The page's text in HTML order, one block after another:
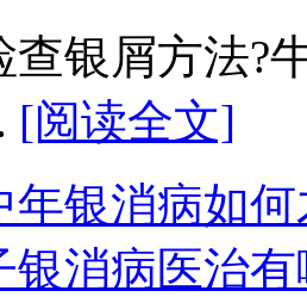
屑方法?牛
[阅读全文]
年银消病如
银消病医治